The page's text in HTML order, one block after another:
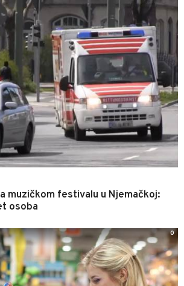
muzičkom festivalu u Njemačkoj:
osoba
0